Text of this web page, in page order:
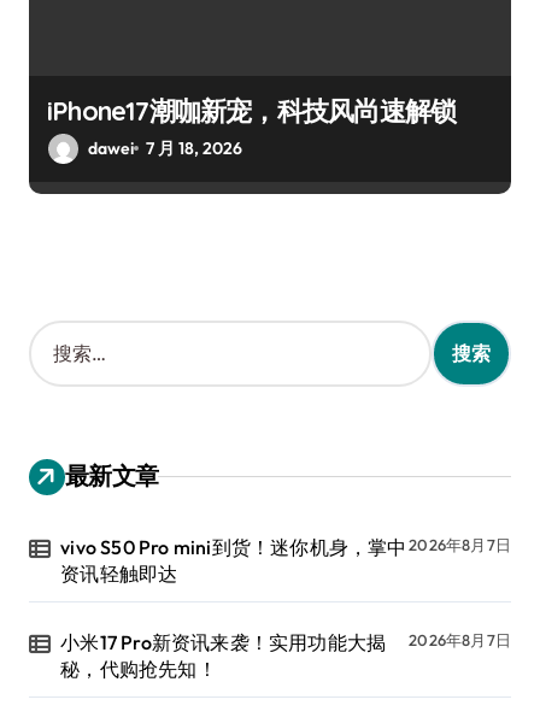
iPhone17潮咖新宠，科技风尚速解锁
dawei 7 月 18, 2026
搜
索
：
最新文章
vivo S50 Pro mini到货！迷你机身，掌中
资讯轻触即达
2026年8月7日
小米17 Pro新资讯来袭！实用功能大揭
秘，代购抢先知！
2026年8月7日